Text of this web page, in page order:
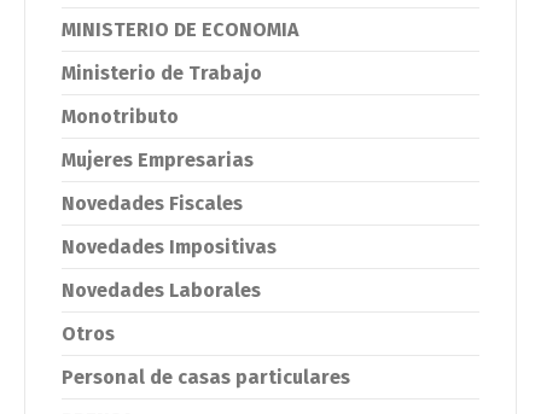
MINISTERIO DE ECONOMIA
Ministerio de Trabajo
Monotributo
Mujeres Empresarias
Novedades Fiscales
Novedades Impositivas
Novedades Laborales
Otros
Personal de casas particulares